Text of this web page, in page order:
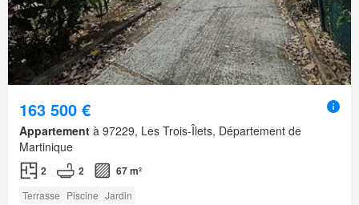
163 500 €
Appartement à 97229, Les Trois-Îlets, Département de
Martinique
2 2 67 m²
Terrasse Piscine Jardin